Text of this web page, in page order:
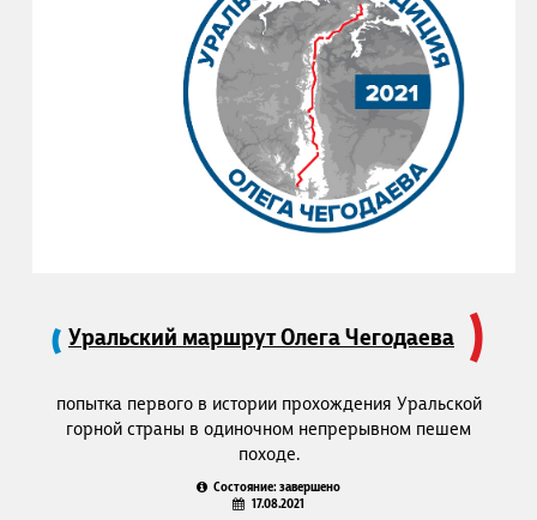
Уральский маршрут Олега Чегодаева
попытка первого в истории прохождения Уральской
горной страны в одиночном непрерывном пешем
походе.
Состояние: завершено
17.08.2021